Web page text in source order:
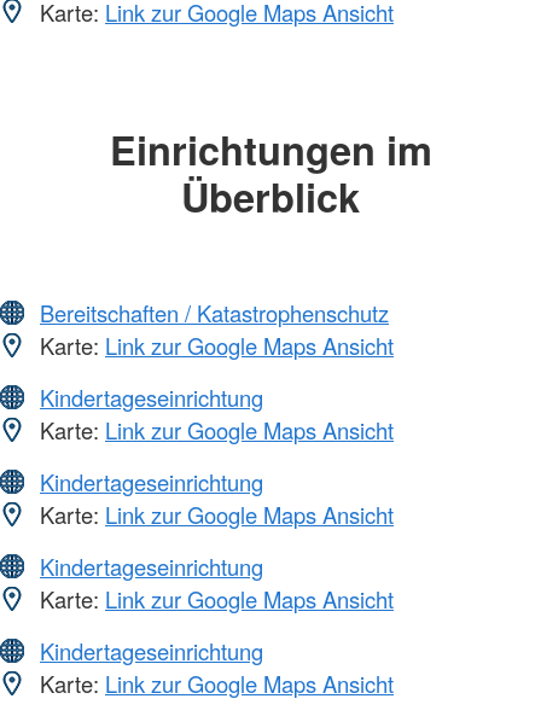
Karte: Link zur Google Maps Ansicht
Einrichtungen im
Überblick
Bereitschaften / Katastrophenschutz
Karte: Link zur Google Maps Ansicht
Kindertageseinrichtung
Karte: Link zur Google Maps Ansicht
Kindertageseinrichtung
Karte: Link zur Google Maps Ansicht
Kindertageseinrichtung
Karte: Link zur Google Maps Ansicht
Kindertageseinrichtung
Karte: Link zur Google Maps Ansicht